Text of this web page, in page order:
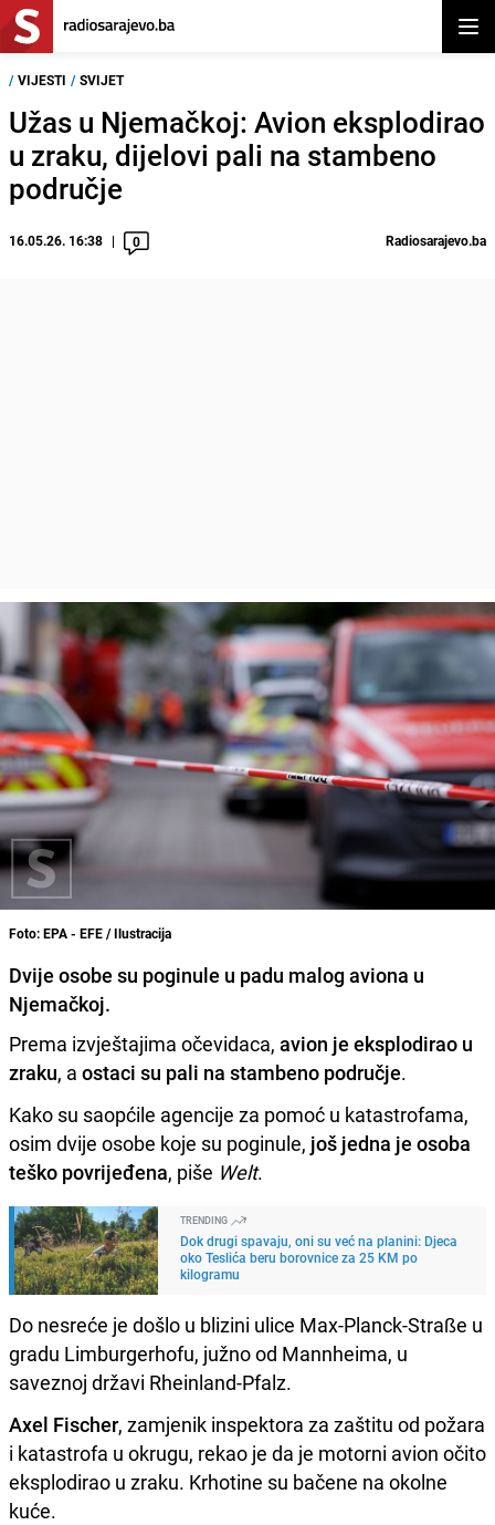
/ VIJESTI / SVIJET
Užas u Njemačkoj: Avion eksplodirao
u zraku, dijelovi pali na stambeno
područje
16.05.26. 16:38 0 Radiosarajevo.ba
Foto: EPA - EFE / Ilustracija
Dvije osobe su poginule u padu malog aviona u
Njemačkoj.
Prema izvještajima očevidaca, avion je eksplodirao u
zraku, a ostaci su pali na stambeno područje.
Kako su saopćile agencije za pomoć u katastrofama,
osim dvije osobe koje su poginule, još jedna je osoba
teško povrijeđena, piše Welt.
TRENDING
Dok drugi spavaju, oni su već na planini: Djeca
oko Teslića beru borovnice za 25 KM po
kilogramu
Do nesreće je došlo u blizini ulice Max-Planck-Straße u
gradu Limburgerhofu, južno od Mannheima, u
saveznoj državi Rheinland-Pfalz.
Axel Fischer, zamjenik inspektora za zaštitu od požara
i katastrofa u okrugu, rekao je da je motorni avion očito
eksplodirao u zraku. Krhotine su bačene na okolne
kuće.